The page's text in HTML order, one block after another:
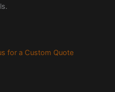
for a Custom Quote